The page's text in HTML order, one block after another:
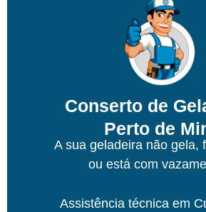
Conserto de
Perto de
A sua geladeira não gela,
ou está com
Assistência técnica em